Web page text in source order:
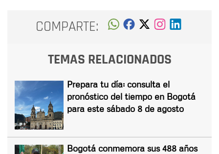
COMPARTE:
TEMAS RELACIONADOS
Prepara tu día: consulta el
pronóstico del tiempo en Bogotá
para este sábado 8 de agosto
Bogotá conmemora sus 488 años